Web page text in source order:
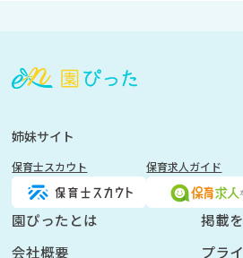
登
く
姉妹サイト
保育士スカウト 保育求人ガイド
園ぴったとは
掲載
会社概要
プラ